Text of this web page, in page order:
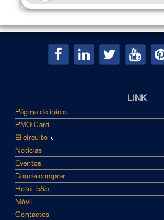
LINK
Página de inicio
PMO Card
El circuito
Noticias
Eventos
Dónde comprar
Hotel-b&b
Móvil
Contactos